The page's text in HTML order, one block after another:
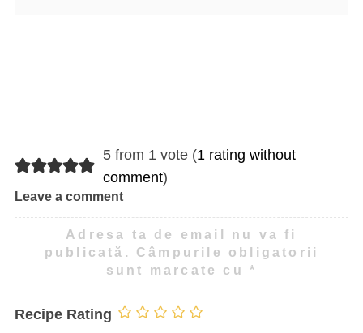
5 from 1 vote (1 rating without
comment)
Leave a comment
Adresa ta de email nu va fi
publicată.
Câmpurile obligatorii
sunt marcate cu *
Recipe Rating